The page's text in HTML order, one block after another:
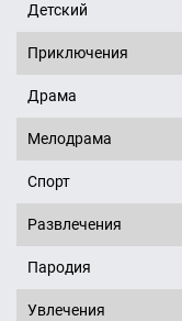
Детский
Приключения
Драма
Мелодрама
Спорт
Развлечения
Пародия
Увлечения